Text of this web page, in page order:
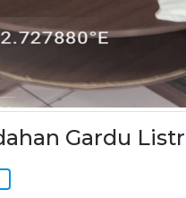
Gardu